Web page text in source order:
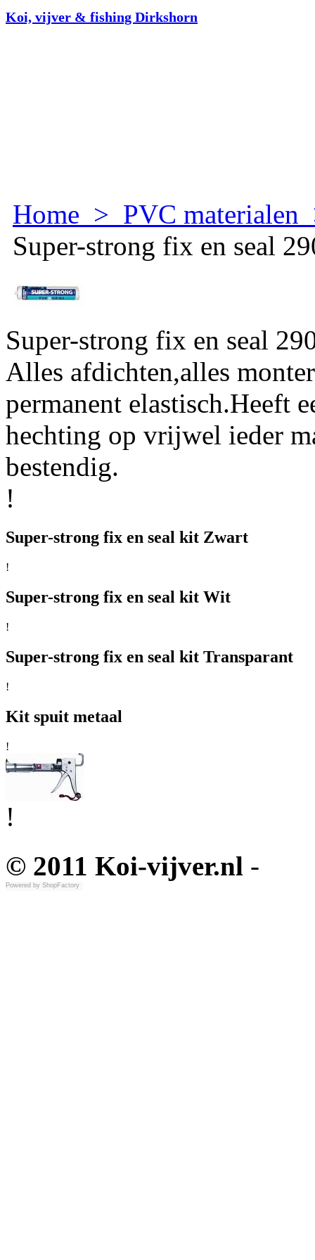
Koi, vijver & fishing Dirkshorn
Home > PVC materialen
Super-strong fix en seal
Super-strong fix en seal
Alles afdichten,alles
permanent elastisch.Heeft
hechting op vrijwel ieder
bestendig.
!
Super-strong fix en seal kit Zwart
!
Super-strong fix en seal kit Wit
!
Super-strong fix en seal kit Transparant
!
Kit spuit metaal
!
!
© 2011 Koi-vijver.nl -
Powered by ShopFactory